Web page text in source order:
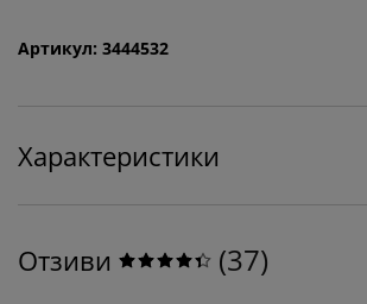
Артикул: 3444532
Характеристики
Отзиви (37)